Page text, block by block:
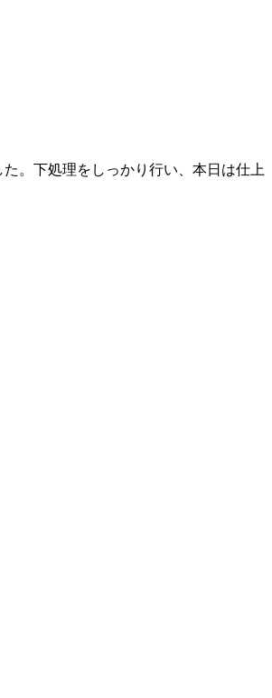
。下処理をしっかり行い、本日は仕上